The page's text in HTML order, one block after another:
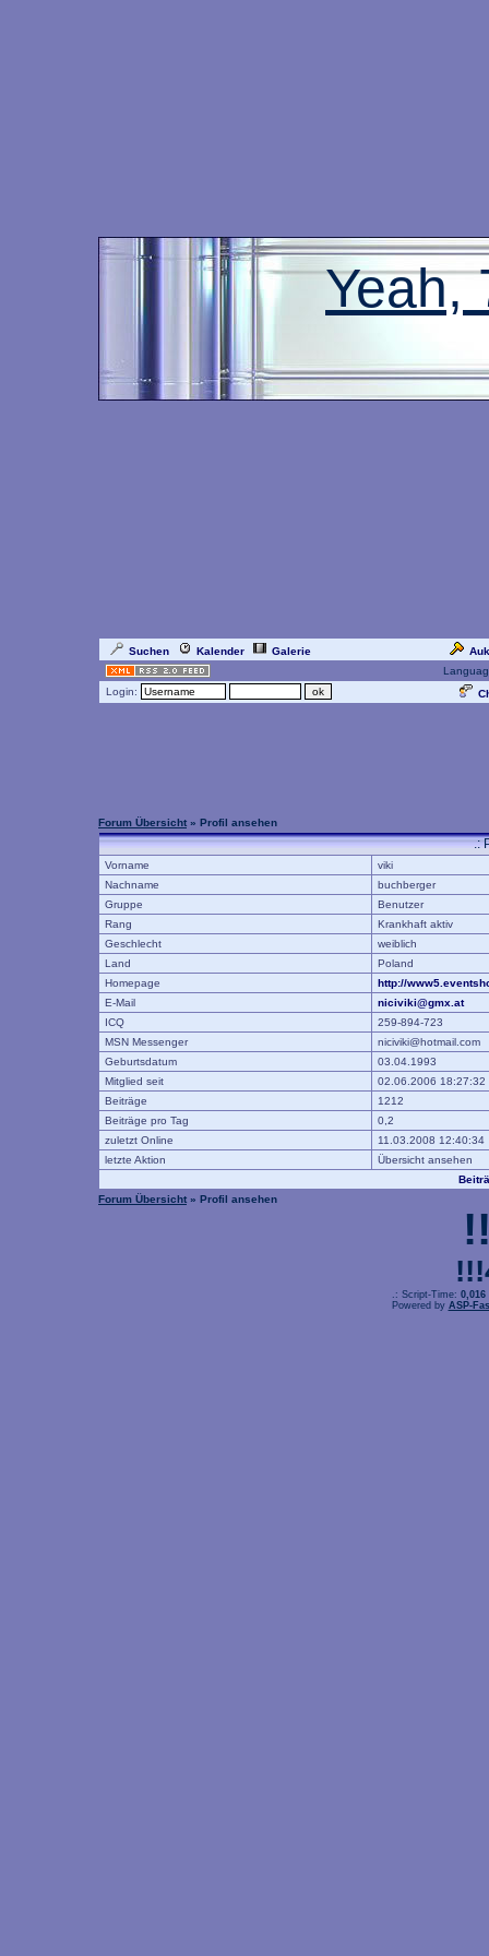
Yeah,
Suchen Kalender Galerie
Login:
Forum Übersicht » Profil ansehen
.:
Vorname
viki
Nachname
buchberger
Gruppe
Benutzer
Rang
Krankhaft aktiv
Geschlecht
weiblich
Land
Poland
Homepage
http://
E-Mail
niciviki@gmx.at
ICQ
259-894-723
MSN Messenger
niciviki@hotmail.com
Geburtsdatum
03.04.1993
Mitglied seit
02.06.2006 18:27:32
Beiträge
1212
Beiträge pro Tag
0,2
zuletzt Online
11.03.2008 12:40:34
letzte Aktion
Übersicht ansehen
Forum Übersicht » Profil ansehen
.: Script-Time: 0,016
Powered by ASP-